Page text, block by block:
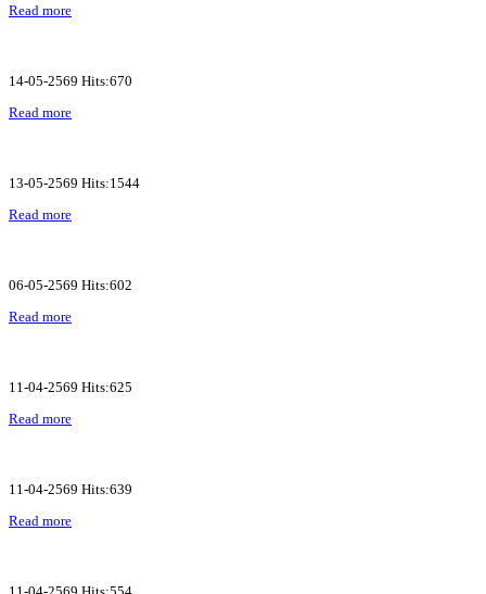
Read more
14-05-2569 Hits:670
Read more
13-05-2569 Hits:1544
Read more
06-05-2569 Hits:602
Read more
11-04-2569 Hits:625
Read more
11-04-2569 Hits:639
Read more